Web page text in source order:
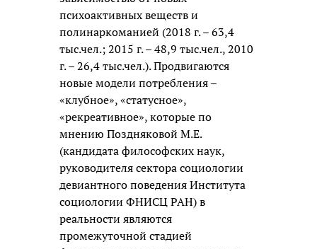
психоактивных веществ и
полинаркоманией (2018 г. – 63,4
тыс.чел.; 2015 г. – 48,9 тыс.чел., 2010
г. – 26,4 тыс.чел.). Продвигаются
новые модели потребления –
«клубное», «статусное»,
«рекреативное», которые по
мнению Поздняковой М.Е.
(кандидата философских наук,
руководителя сектора социологии
девиантного поведения Института
социологии ФНИСЦ РАН) в
реальности являются
промежуточной стадией